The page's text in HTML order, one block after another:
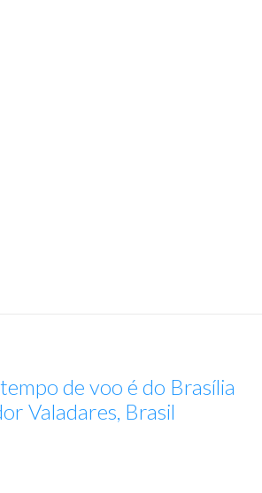
de voo é do Brasília
Valadares, Brasil